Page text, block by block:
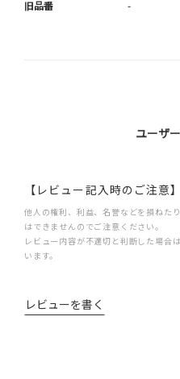
旧品番 -
ユーザ
【レビュー記入時のご注意】
他人の権利、利益、名誉などを損ねた
はできませんのでご注意ください。
レビュー内容が不適切と判断した場合
います。
レビューを書く